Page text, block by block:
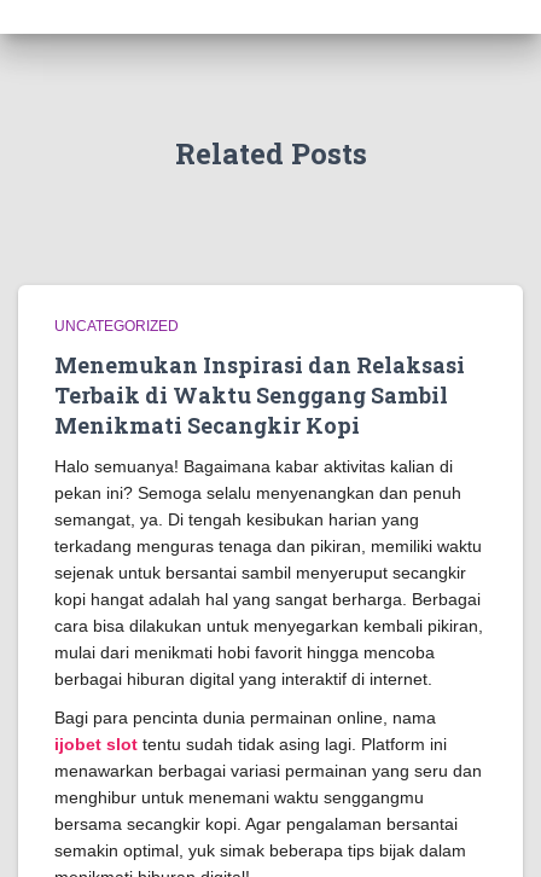
Related Posts
UNCATEGORIZED
Menemukan Inspirasi dan Relaksasi
Terbaik di Waktu Senggang Sambil
Menikmati Secangkir Kopi
Halo semuanya! Bagaimana kabar aktivitas kalian di
pekan ini? Semoga selalu menyenangkan dan penuh
semangat, ya. Di tengah kesibukan harian yang
terkadang menguras tenaga dan pikiran, memiliki waktu
sejenak untuk bersantai sambil menyeruput secangkir
kopi hangat adalah hal yang sangat berharga. Berbagai
cara bisa dilakukan untuk menyegarkan kembali pikiran,
mulai dari menikmati hobi favorit hingga mencoba
berbagai hiburan digital yang interaktif di internet.
Bagi para pencinta dunia permainan online, nama
ijobet slot tentu sudah tidak asing lagi. Platform ini
menawarkan berbagai variasi permainan yang seru dan
menghibur untuk menemani waktu senggangmu
bersama secangkir kopi. Agar pengalaman bersantai
semakin optimal, yuk simak beberapa tips bijak dalam